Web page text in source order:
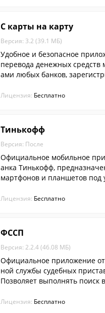
С карты на карту
Версия: 3.2 (39.1 МБ)
Удобное и безопасное
перевода денежных средств
ами любых банков,
Лицензия: Бесплатно
Тинькофф
Версия: После
Официальное мобильное
анка Тинькофф,
мартфонов и планшетов под
Лицензия: Бесплатно
ФССП
Версия: 2.2.4 (46.08 МБ)
Официальное приложение
ной службы судебных
Позволяет выполнять поиск
Лицензия: Бесплатно